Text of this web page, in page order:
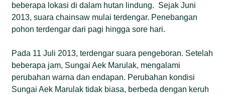
beberapa lokasi di dalam hutan lindung. Sejak Juni
2013, suara chainsaw mulai terdengar. Penebangan
pohon terdengar dari pagi hingga sore hari.
Pada 11 Juli 2013, terdengar suara pengeboran. Setelah
beberapa jam, Sungai Aek Marulak, mengalami
perubahan warna dan endapan. Perubahan kondisi
Sungai Aek Marulak tidak biasa, berbeda dengan keruh